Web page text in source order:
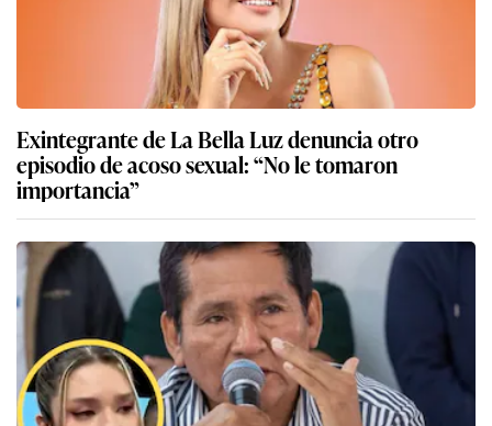
Exintegrante de La Bella Luz denuncia otro
episodio de acoso sexual: “No le tomaron
importancia”